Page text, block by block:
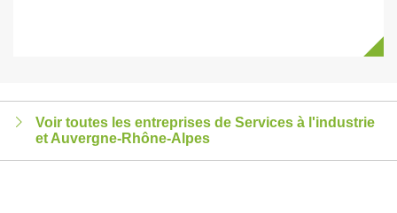
Voir toutes les entreprises de Services à l'industrie
et Auvergne-Rhône-Alpes